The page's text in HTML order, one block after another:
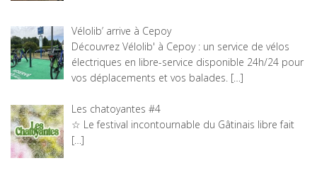
Vélolib’ arrive à Cepoy
Découvrez Vélolib' à Cepoy : un service de vélos
électriques en libre-service disponible 24h/24 pour
vos déplacements et vos balades. […]
Les chatoyantes #4
☆ Le festival incontournable du Gâtinais libre fait
[…]